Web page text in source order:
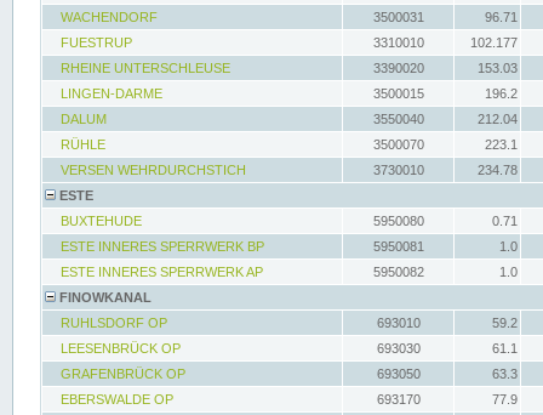
WACHENDORF
3500031
96.71
FUESTRUP
3310010
102.177
RHEINE UNTERSCHLEUSE
3390020
153.03
LINGEN-DARME
3500015
196.2
DALUM
3550040
212.04
RÜHLE
3500070
223.1
VERSEN WEHRDURCHSTICH
3730010
234.78
ESTE
BUXTEHUDE
5950080
0.71
ESTE INNERES SPERRWERK BP
5950081
1.0
ESTE INNERES SPERRWERK AP
5950082
1.0
FINOWKANAL
RUHLSDORF OP
693010
59.2
LEESENBRÜCK OP
693030
61.1
GRAFENBRÜCK OP
693050
63.3
EBERSWALDE OP
693170
77.9